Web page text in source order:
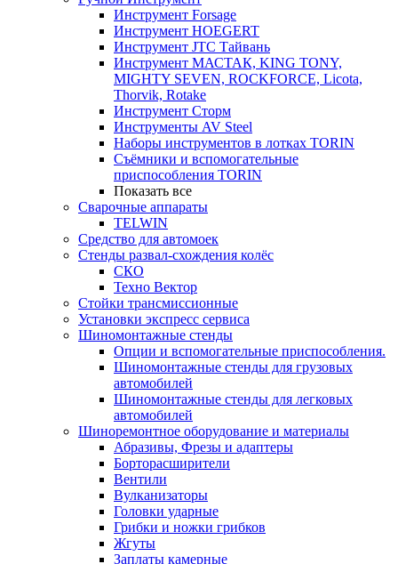
Инструмент Forsage
Инструмент HOEGERT
Инструмент JTC Тайвань
Инструмент МАСТАК, KING TONY,
MIGHTY SEVEN, ROCKFORCE, Licota,
Thorvik, Rotake
Инструмент Сторм
Инструменты AV Steel
Наборы инструментов в лотках TORIN
Съёмники и вспомогательные
приспособления TORIN
Показать все
Сварочные аппараты
TELWIN
Средство для автомоек
Стенды развал-схождения колёс
СКО
Техно Вектор
Стойки трансмиссионные
Установки экспресс сервиса
Шиномонтажные стенды
Опции и вспомогательные приспособления.
Шиномонтажные стенды для грузовых
автомобилей
Шиномонтажные стенды для легковых
автомобилей
Шиноремонтное оборудование и материалы
Абразивы, Фрезы и адаптеры
Борторасширители
Вентили
Вулканизаторы
Головки ударные
Грибки и ножки грибков
Жгуты
Заплаты камерные